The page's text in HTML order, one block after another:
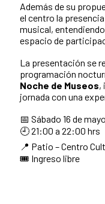
Además de su
el centro la
musical,
espacio de
La presentación se
programación
Noche de Museos,
jornada con una
📅 Sábado 16 de mayo
🕘 21:00 a 22:00 hrs
📍 Patio – Centro
🎟️ Ingreso libre